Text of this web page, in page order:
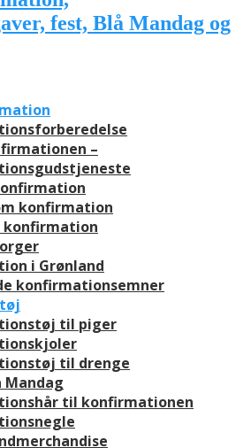
–
konfirmation
konfirmation
i Grønland
konfirmationsemner
til piger
til drenge
Mandag
til konfirmationen